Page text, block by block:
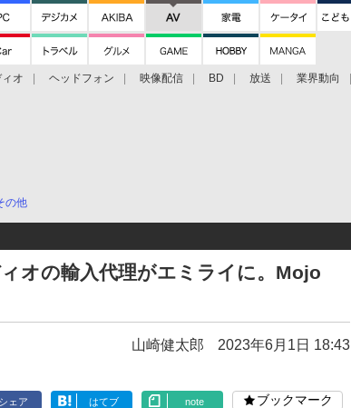
オ ヘッドフォン 映像配信 BD 放送 業界動向
の他
オの輸入代理がエミライに。Mojo
山崎健太郎 2023年6月1日 18:43
シェア はてブ note ブックマーク